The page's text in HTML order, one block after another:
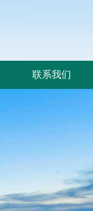
联系我们